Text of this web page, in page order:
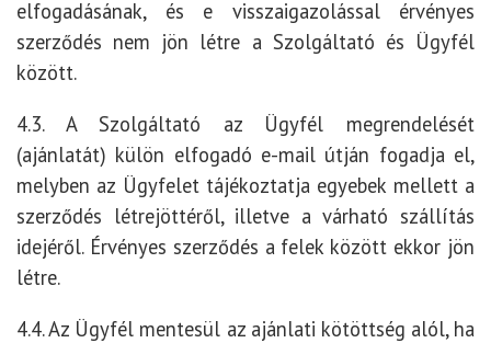
elfogadásának, és e visszaigazolással érvényes
szerződés nem jön létre a Szolgáltató és Ügyfél
között.
4.3. A Szolgáltató az Ügyfél megrendelését
(ajánlatát) külön elfogadó e-mail útján fogadja el,
melyben az Ügyfelet tájékoztatja egyebek mellett a
szerződés létrejöttéről, illetve a várható szállítás
idejéről. Érvényes szerződés a felek között ekkor jön
létre.
4.4. Az Ügyfél mentesül az ajánlati kötöttség alól, ha